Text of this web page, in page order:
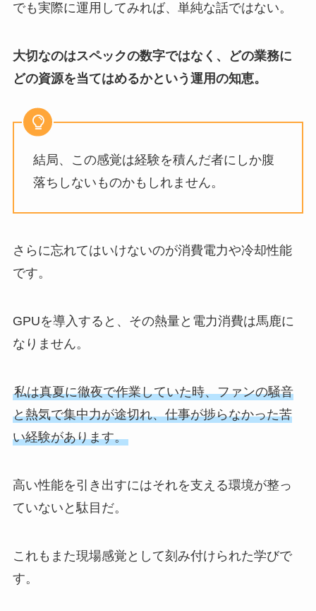
でも実際に運用してみれば、単純な話ではない。
大切なのはスペックの数字ではなく、どの業務に
どの資源を当てはめるかという運用の知恵。
結局、この感覚は経験を積んだ者にしか腹
落ちしないものかもしれません。
さらに忘れてはいけないのが消費電力や冷却性能
です。
GPUを導入すると、その熱量と電力消費は馬鹿に
なりません。
私は真夏に徹夜で作業していた時、ファンの騒音
と熱気で集中力が途切れ、仕事が捗らなかった苦
い経験があります。
高い性能を引き出すにはそれを支える環境が整っ
ていないと駄目だ。
これもまた現場感覚として刻み付けられた学びで
す。